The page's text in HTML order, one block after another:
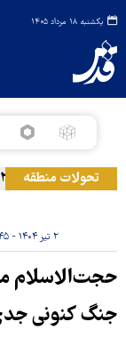
یکشنبه ۱۸ مرداد ۱۴۰۵
تحولات منطقه
آرامکو ۲۰ فلسطینی در حملات صهیونیست‌ها و شهرک‌نشینان در کرانه باختری زخمی شدند
۲ تیر ۱۴۰۴ - ۱۳:۴۵
حجت‌الاسلام
جنگ کنونی